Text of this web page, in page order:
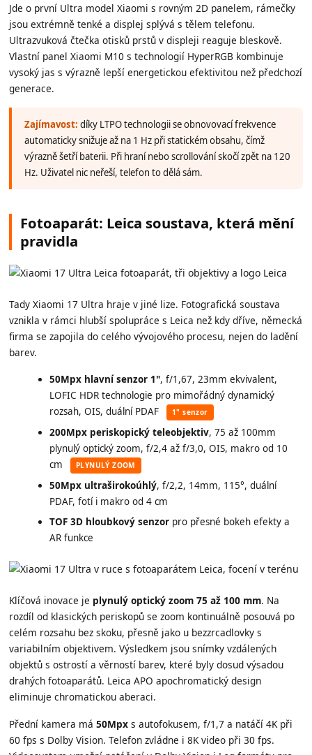
Jde o první Ultra model Xiaomi s rovným 2D panelem, rámečky
jsou extrémně tenké a displej splývá s tělem telefonu.
Ultrazvuková čtečka otisků prstů v displeji reaguje bleskově.
Vlastní panel Xiaomi M10 s technologií HyperRGB kombinuje
vysoký jas s výrazně lepší energetickou efektivitou než předchozí
generace.
Zajímavost: díky LTPO technologii se obnovovací frekvence
automaticky snižuje až na 1 Hz při statickém obsahu, čímž
výrazně šetří baterii. Při hraní nebo scrollování skočí zpět na 120
Hz. Uživatel nic neřeší, telefon to dělá sám.
Fotoaparát: Leica soustava, která mění
pravidla
Tady Xiaomi 17 Ultra hraje v jiné lize. Fotografická soustava
vznikla v rámci hlubší spolupráce s Leica než kdy dříve, německá
firma se zapojila do celého vývojového procesu, nejen do ladění
barev.
50Mpx hlavní senzor 1", f/1,67, 23mm ekvivalent,
LOFIC HDR technologie pro mimořádný dynamický
rozsah, OIS, duální PDAF
1" senzor
200Mpx periskopický teleobjektiv, 75 až 100mm
plynulý optický zoom, f/2,4 až f/3,0, OIS, makro od 10
cm
PLYNULÝ ZOOM
50Mpx ultraširokoúhlý, f/2,2, 14mm, 115°, duální
PDAF, fotí i makro od 4 cm
TOF 3D hloubkový senzorpro přesné bokeh efekty a
AR funkce
Klíčová inovace je plynulý optický zoom 75 až 100 mm. Na
rozdíl od klasických periskopů se zoom kontinuálně posouvá po
celém rozsahu bez skoku, přesně jako u bezzrcadlovky s
variabilním objektivem. Výsledkem jsou snímky vzdálených
objektů s ostrostí a věrností barev, které byly dosud výsadou
drahých fotoaparátů. Leica APO apochromatický design
eliminuje chromatickou aberaci.
Přední kamera má50Mpx s autofokusem, f/1,7 a natáčí 4K při
60 fps s Dolby Vision. Telefon zvládne i 8K video při 30 fps.